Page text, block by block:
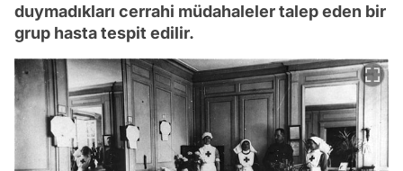
duymadıkları cerrahi müdahaleler talep eden bir
grup hasta tespit edilir.